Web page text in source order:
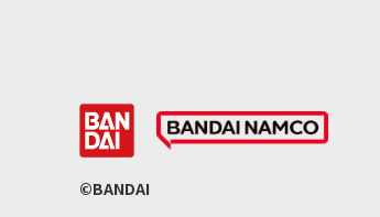
©BANDAI